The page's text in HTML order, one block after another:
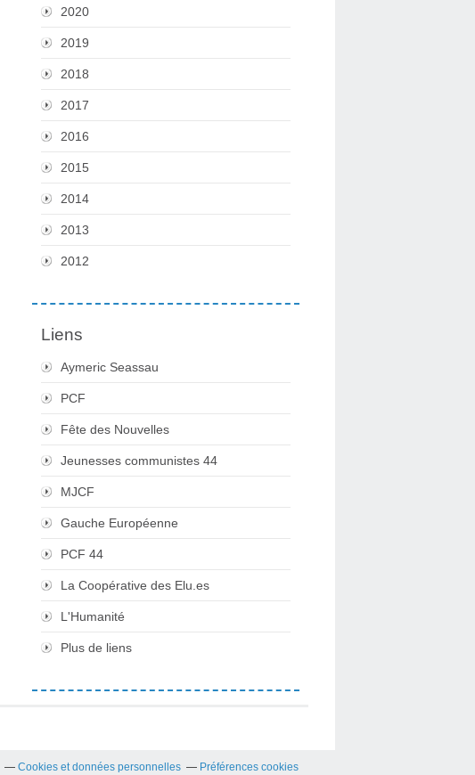
2020
2019
2018
2017
2016
2015
2014
2013
2012
Liens
Aymeric Seassau
PCF
Fête des Nouvelles
Jeunesses communistes 44
MJCF
Gauche Européenne
PCF 44
La Coopérative des Elu.es
L'Humanité
Plus de liens
Cookies et données personnelles Préférences cookies